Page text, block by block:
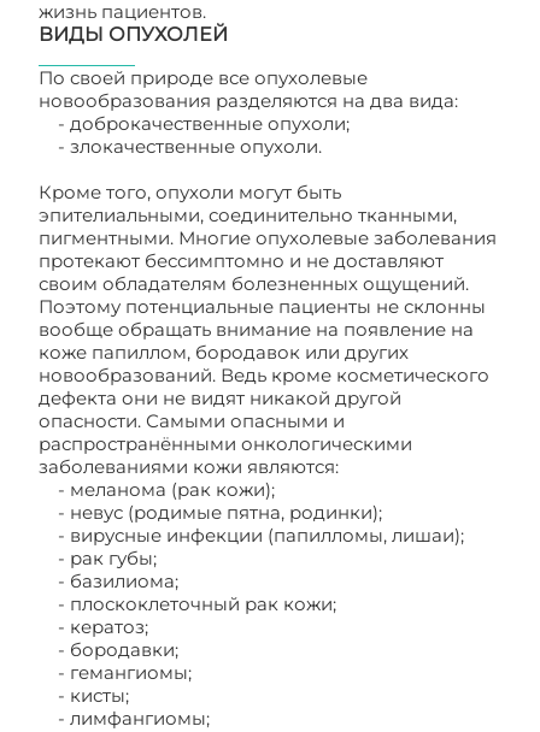
жизнь пациентов.
ВИДЫ ОПУХОЛЕЙ
По своей природе все опухолевые
новообразования разделяются на два вида:
- доброкачественные опухоли;
- злокачественные опухоли.
Кроме того, опухоли могут быть
эпителиальными, соединительно тканными,
пигментными. Многие опухолевые заболевания
протекают бессимптомно и не доставляют
своим обладателям болезненных ощущений.
Поэтому потенциальные пациенты не склонны
вообще обращать внимание на появление на
коже папиллом, бородавок или других
новообразований. Ведь кроме косметического
дефекта они не видят никакой другой
опасности. Самыми опасными и
распространёнными онкологическими
заболеваниями кожи являются:
- меланома (рак кожи);
- невус (родимые пятна, родинки);
- вирусные инфекции (папилломы, лишаи);
- рак губы;
- базилиома;
- плоскоклеточный рак кожи;
- кератоз;
- бородавки;
- гемангиомы;
- кисты;
- лимфангиомы;